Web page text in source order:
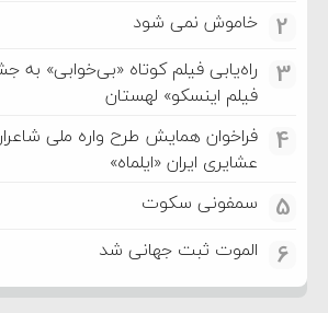
2 خاموش نمی شود
3
راه‌یابی فیلم کوتاه «بی‌خوابی» به
فیلم اینسکو» لهستان
4
فراخوان همایش طرح واره ملی
عشایری ایران «ایلماه»
5 سمفونی سکوت
6 الموت ثبت جهانی شد